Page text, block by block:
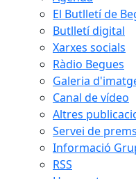
El Butlletí de
Butlletí digital
Xarxes socials
Ràdio Begues
Galeria
Canal de vídeo
Altres
Servei de
Informació
RSS